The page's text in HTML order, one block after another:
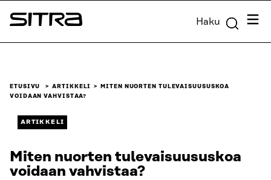
Siirry
suoraan
Sitra Haku
ETUSIVU ARTIKKELI
MITEN NUORTEN TULEVAISUUSUSKOA
VOIDAAN VAHVISTAA?
ARTIKKELI
Miten nuorten tulevaisuususkoa
voidaan vahvistaa?